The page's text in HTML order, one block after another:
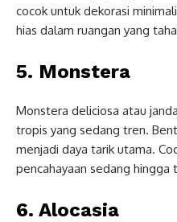
cocok untuk dekorasi
hias dalam ruangan yang
5. Monstera
Monstera deliciosa atau
tropis yang sedang tren.
menjadi daya tarik utama.
pencahayaan sedang hingga
6. Alocasia